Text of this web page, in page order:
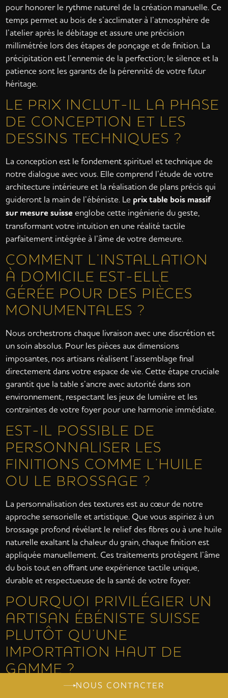
pour honorer le rythme naturel de la création manuelle. Ce
temps permet au bois de s’acclimater à l’atmosphère de
l’atelier après le débitage et assure une précision
millimétrée lors des étapes de ponçage et de finition. La
précipitation est l’ennemie de la perfection; le silence et la
patience sont les garants de la pérennité de votre futur
héritage.
LE PRIX INCLUT-IL LA PHASE
DE CONCEPTION ET LES
DESSINS TECHNIQUES ?
La conception est le fondement spirituel et technique de
notre dialogue avec vous. Elle comprend l’étude de votre
architecture intérieure et la réalisation de plans précis qui
guideront la main de l’ébéniste. Le prix table bois massif
sur mesure suisseenglobe cette ingénierie du geste,
transformant votre intuition en une réalité tactile
parfaitement intégrée à l’âme de votre demeure.
COMMENT L’INSTALLATION
À DOMICILE EST-ELLE
GÉRÉE POUR DES PIÈCES
MONUMENTALES ?
Nous orchestrons chaque livraison avec une discrétion et
un soin absolus. Pour les pièces aux dimensions
imposantes, nos artisans réalisent l’assemblage final
directement dans votre espace de vie. Cette étape cruciale
garantit que la table s’ancre avec autorité dans son
environnement, respectant les jeux de lumière et les
contraintes de votre foyer pour une harmonie immédiate.
EST-IL POSSIBLE DE
PERSONNALISER LES
FINITIONS COMME L’HUILE
OU LE BROSSAGE ?
La personnalisation des textures est au cœur de notre
approche sensorielle et artistique. Que vous aspiriez à un
brossage profond révélant le relief des fibres ou à une huile
naturelle exaltant la chaleur du grain, chaque finition est
appliquée manuellement. Ces traitements protègent l’âme
du bois tout en offrant une expérience tactile unique,
durable et respectueuse de la santé de votre foyer.
POURQUOI PRIVILÉGIER UN
ARTISAN ÉBÉNISTE SUISSE
PLUTÔT QU’UNE
IMPORTATION HAUT DE
GAMME ?
Choisir un artisan helvétique garantit le respect rigoureux
NOUS CONTACTER